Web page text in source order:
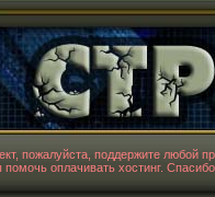
пожалуйста, поддержите любой
оплачивать хостинг.